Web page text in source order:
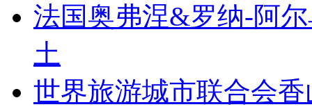
法国奥弗涅&罗纳-阿
土
世界旅游城市联合会